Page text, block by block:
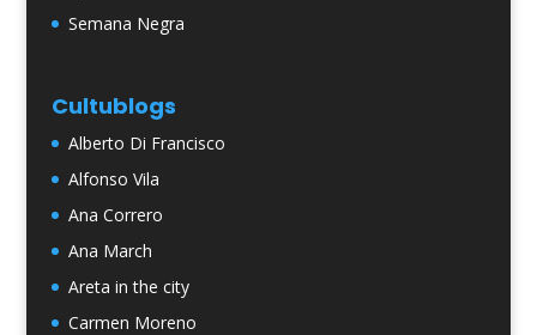
Semana Negra
Cultublogs
Alberto Di Francisco
Alfonso Vila
Ana Correro
Ana March
Areta in the city
Carmen Moreno